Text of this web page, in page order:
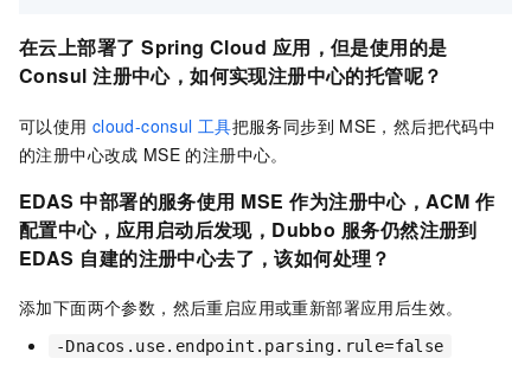
在云上部署了 Spring Cloud 应用，但是使用的是
Consul 注册中心，如何实现注册中心的托管呢？
可以使用 cloud-consul 工具把服务同步到 MSE，然后把代码中
的注册中心改成 MSE 的注册中心。
EDAS 中部署的服务使用 MSE 作为注册中心，ACM 作
配置中心，应用启动后发现，Dubbo 服务仍然注册到
EDAS 自建的注册中心去了，该如何处理？
添加下面两个参数，然后重启应用或重新部署应用后生效。
-Dnacos.use.endpoint.parsing.rule=false